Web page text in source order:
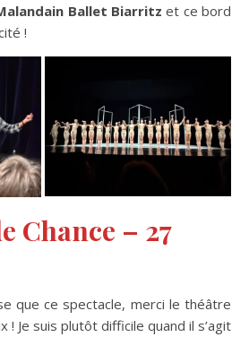
Ballet Biarritz et ce bord
!
Chance – 27
que ce spectacle, merci le théâtre
! Je suis plutôt difficile quand il s’agit